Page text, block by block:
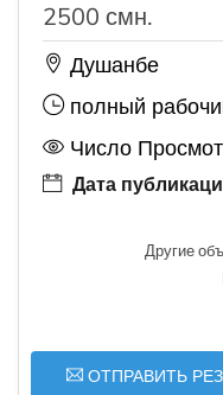
2500 смн.
Душанбе
полный
Число
Дата
Другие
ОТПРАВИТЬ